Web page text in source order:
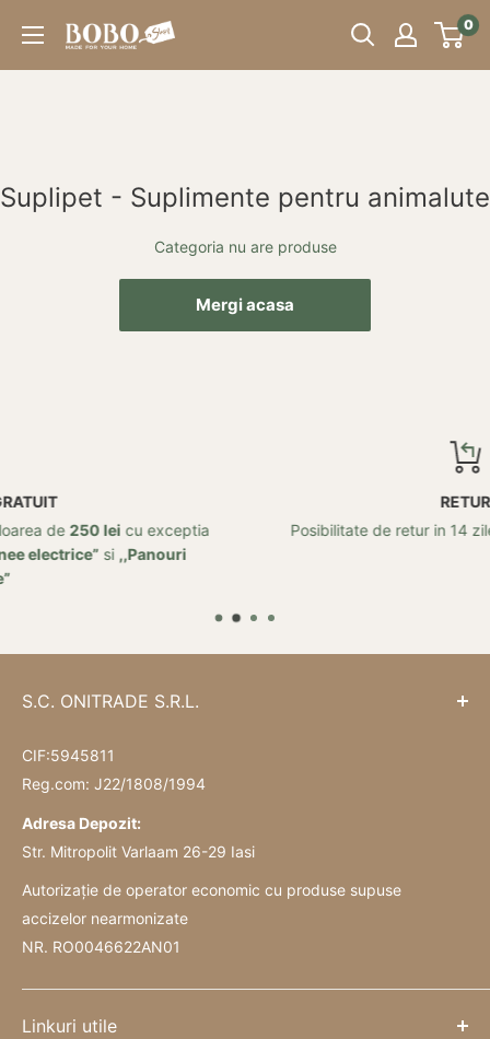
peste
Bobo
0
Suplipet - Suplimente pentru animalute
Categoria nu are produse
Mergi acasa
Posibilitate de retur in 14 zile de la data
S.C. ONITRADE S.R.L.
CIF:5945811
Reg.com: J22/1808/1994
Adresa Depozit:
Str. Mitropolit Varlaam 26-29 Iasi
Autorizație de operator economic cu produse supuse
accizelor nearmonizate
NR. RO0046622AN01
Linkuri utile